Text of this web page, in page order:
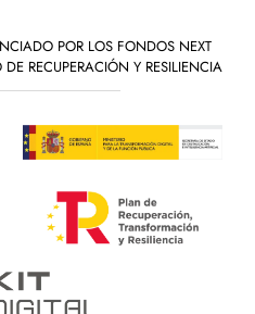
POR LOS FONDOS NEXT
RECUPERACIÓN Y RESILIENCIA